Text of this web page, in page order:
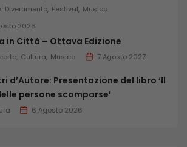
Divertimento Festival Musica
2026
in Città – Ottava Edizione
Cultura Musica 7 Agosto 2027
d’Autore: Presentazione del libro ‘Il
persone scomparse’
6 Agosto 2026